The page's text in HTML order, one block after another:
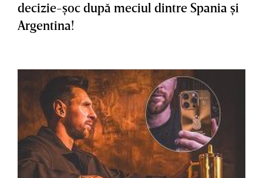
decizie-şoc după meciul dintre Spania şi
Argentina!